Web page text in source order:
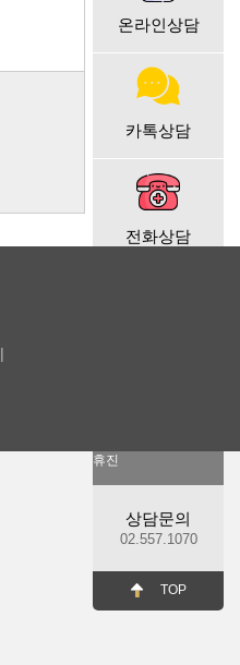
온라인상담
카톡상담
전화상담
휴진
상담문의
02.557.1070
TOP